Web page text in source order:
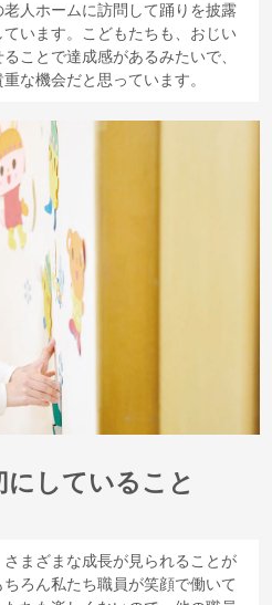
人ホームに訪問して踊りを披露
ています。こどもたちも、おじい
ことで達成感があるみたいで、
な機会だと思っています。
にしていること
さまざまな成長が見られることが
ろん私たち職員が笑顔で働いて